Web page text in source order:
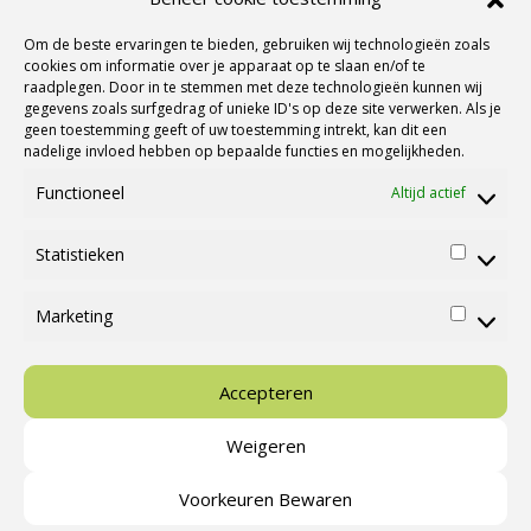
Om de beste ervaringen te bieden, gebruiken wij technologieën zoals
cookies om informatie over je apparaat op te slaan en/of te
raadplegen. Door in te stemmen met deze technologieën kunnen wij
gegevens zoals surfgedrag of unieke ID's op deze site verwerken. Als je
geen toestemming geeft of uw toestemming intrekt, kan dit een
nadelige invloed hebben op bepaalde functies en mogelijkheden.
Functioneel Altijd actief
Statistieken
Marketing
Accepteren
Weigeren
Voorkeuren Bewaren
Nieuwsbrief Ontvangen?
Ⓒ Cannenburg Caravans en Campers |
Campings & Activiteiten Stallingsmogelijkheden